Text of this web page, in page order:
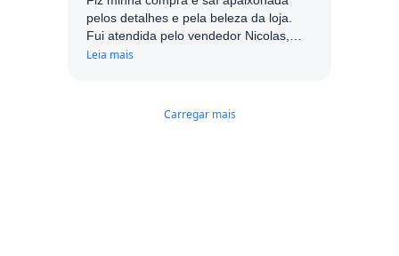
pelos detalhes e pela beleza da loja.
Fui atendida pelo vendedor Nicolas,
muito simpático e atencioso. Com
Leia mais
Carregar mais